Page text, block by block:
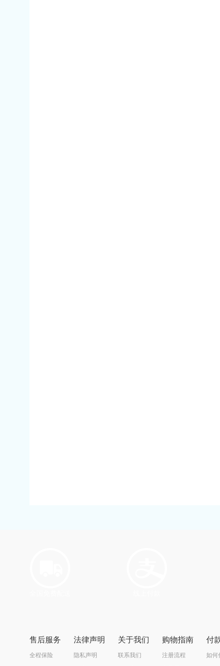
售后服务
全程保险
法律声明
隐私声明
关于我们
联系我们
购物指南
注册流程
付
如何